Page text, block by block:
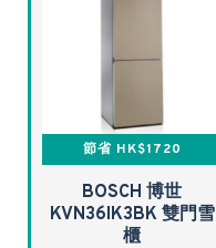
節省 HK$1720
BOSCH 博世
KVN36IK3BK 雙門雪
櫃